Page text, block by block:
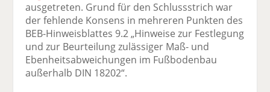
ausgetreten. Grund für den Schlussstrich war
der fehlende Konsens in mehreren Punkten des
BEB-Hinweisblattes 9.2 „Hinweise zur Festlegung
und zur Beurteilung zulässiger Maß- und
Ebenheitsabweichungen im Fußbodenbau
außerhalb DIN 18202“.